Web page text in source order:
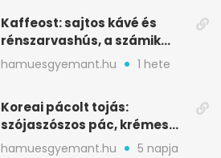
Kaffeost: sajtos kávé és
rénszarvashús, a számik
melegítő itala
hamuesgyemant.hu 1 hete
Koreai pácolt tojás:
szójaszószos pác, krémes
sárgája, pár óra alatt
hamuesgyemant.hu 5 napja